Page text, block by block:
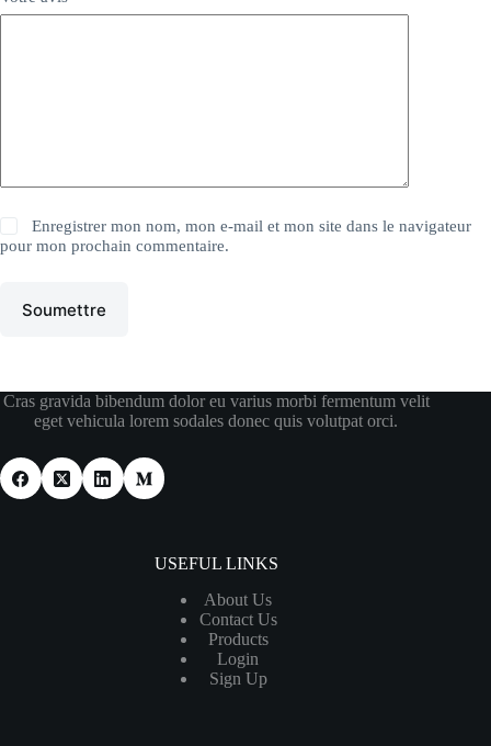
Enregistrer mon nom, mon e-mail et mon site dans le navigateur
pour mon prochain commentaire.
Soumettre
Cras gravida bibendum dolor eu varius morbi fermentum velit
eget vehicula lorem sodales donec quis volutpat orci.
USEFUL LINKS
About Us
Contact Us
Products
Login
Sign Up